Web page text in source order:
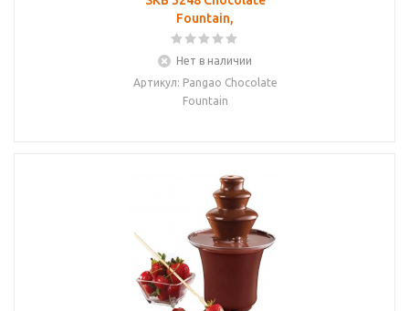
Fountain,
Нет в наличии
Артикул: Pangao Chocolate
Fountain